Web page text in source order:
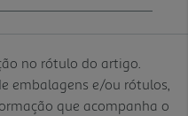
no rótulo do artigo.
embalagens e/ou rótulos,
que acompanha o